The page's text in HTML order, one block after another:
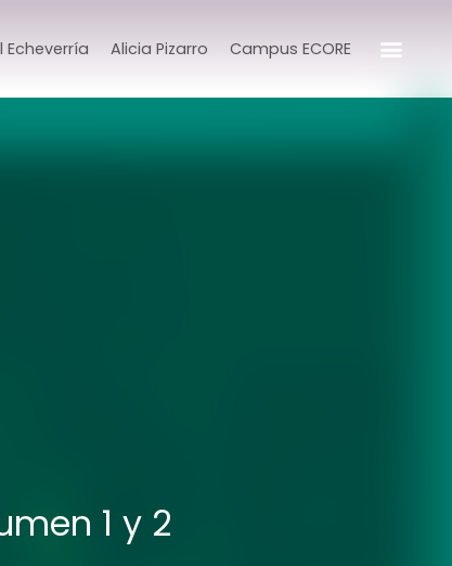
Echeverría Alicia Pizarro Campus ECORE
1 y 2